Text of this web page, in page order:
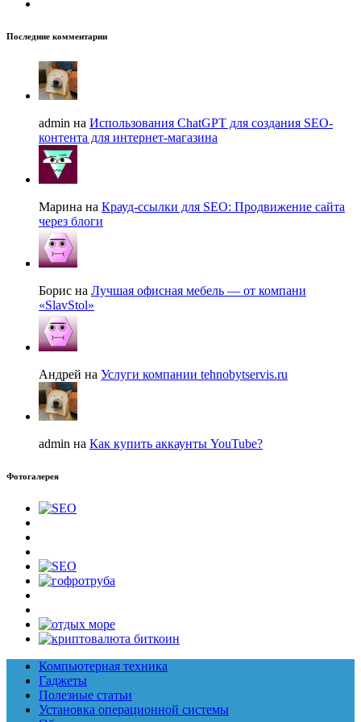
Последние комментарии
admin на Использования ChatGPT для создания SEO-
контента для интернет-магазина
Марина на Крауд-ссылки для SEO: Продвижение сайта
через блоги
Борис на Лучшая офисная мебель — от компани
«SlavStol»
Андрей на Услуги компании tehnobytservis.ru
admin на Как купить аккаунты YouTube?
Фотогалерея
Компьютерная техника
Гаджеты
Полезные статьи
Установка операционной системы